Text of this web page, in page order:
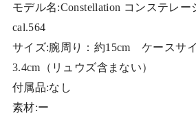
モデル名:Constellation コンステレー
cal.564
サイズ:腕周り：約15cm ケースサ
3.4cm（リュウズ含まない）
付属品:なし
素材:ー